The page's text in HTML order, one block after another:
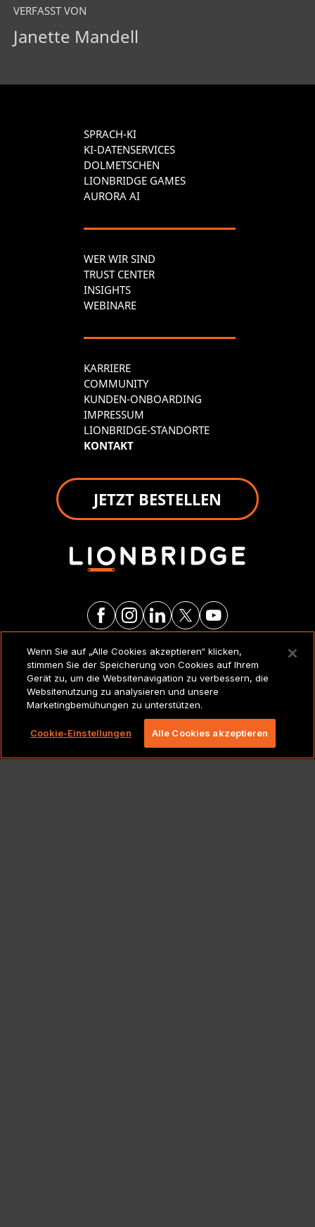
VERFASST VON
Janette Mandell
SPRACH-KI
KI-DATENSERVICES
DOLMETSCHEN
LIONBRIDGE GAMES
AURORA AI
WER WIR SIND
TRUST CENTER
INSIGHTS
WEBINARE
KARRIERE
COMMUNITY
KUNDEN-ONBOARDING
IMPRESSUM
LIONBRIDGE-STANDORTE
KONTAKT
JETZT BESTELLEN
RECHTSVERMERKE UND
RICHTLINIEN
Copyright 2026 Lionbridge Technologies, LLC. Alle
Rechte vorbehalten.
Wenn Sie auf „Alle Cookies akzeptieren“ klicken,
stimmen Sie der Speicherung von Cookies auf Ihrem
Gerät zu, um die Websitenavigation zu verbessern, die
Websitenutzung zu analysieren und unsere
Marketingbemühungen zu unterstützen.
Cookie-Einstellungen Alle Cookies akzeptieren